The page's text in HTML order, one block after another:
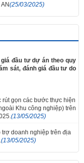
(25/03/2025)
đầu tư dự án theo quy
sát, đánh giá đầu tư do
rút gọn các bước thực hiện
Khu công nghiệp) trên
(13/05/2025)
trợ doanh nghiệp trên địa
(13/05/2025)